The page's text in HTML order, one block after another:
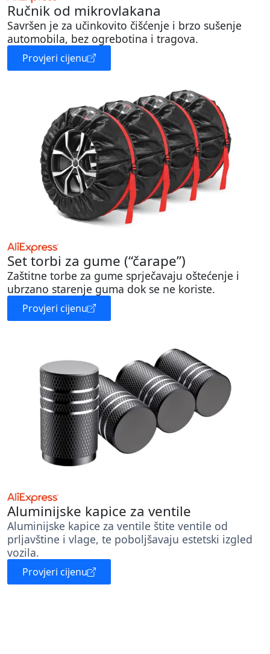
Ručnik od mikrovlakana
Savršen je za učinkovito čišćenje i brzo sušenje
automobila, bez ogrebotina i tragova.
Provjeri cijenu
Set torbi za gume (“čarape”)
Zaštitne torbe za gume sprječavaju oštećenje i
ubrzano starenje guma dok se ne koriste.
Provjeri cijenu
Aluminijske kapice za ventile
Aluminijske kapice za ventile štite ventile od
prljavštine i vlage, te poboljšavaju estetski izgled
vozila.
Provjeri cijenu